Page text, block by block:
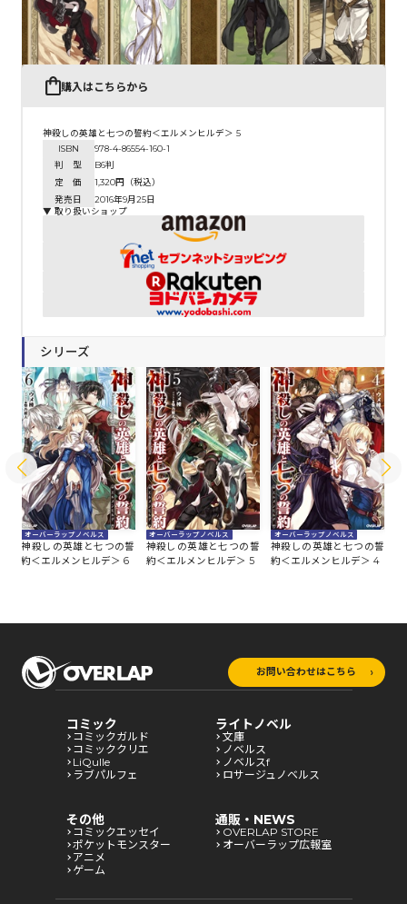
購入はこちらから
神殺しの英雄と七つの誓約＜エルメンヒルデ＞ 5
ISBN
978-4-86554-160-1
判 型
B6判
定 価
1,320円（税込）
発売日
2016年9月25日
▼ 取り扱いショップ
シリーズ
オーバーラップノベルス
神殺しの英雄と七つの誓
約＜エルメンヒルデ＞ 6
オーバーラップノベルス
神殺しの英雄と七つの誓
約＜エルメンヒルデ＞ 5
オーバーラップノベルス
神殺しの英雄と七つの誓
約＜エルメンヒルデ＞ 4
お問い合わせはこちら
コミック
コミックガルド
コミッククリエ
LiQulle
ラブパルフェ
ライトノベル
文庫
ノベルス
ノベルスf
ロサージュノベルス
その他
コミックエッセイ
ポケットモンスター
アニメ
ゲーム
通販・NEWS
OVERLAP STORE
オーバーラップ広報室